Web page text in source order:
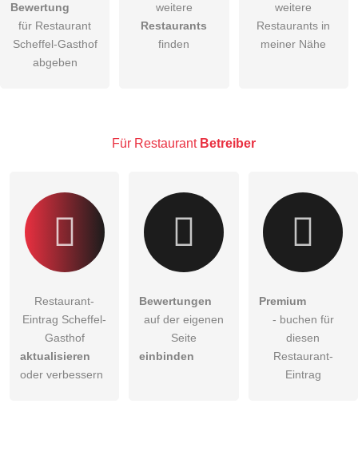
Hiermit akzeptiere ich dieAGB
DieDatenschutzerklärung habe ich zur Kenntnis genommen.
Besucher sichtbar.
Bewertung
für Restaurant
Scheffel-Gasthof
abgeben
weitere
Restaurants
finden
weitere
Restaurants in
meiner Nähe
Für Restaurant Betreiber
Restaurant-
Eintrag Scheffel-
Gasthof
aktualisieren
oder verbessern
Bewertungen
auf der eigenen
Seite
einbinden
Premium
- buchen für
diesen
Restaurant-
Eintrag